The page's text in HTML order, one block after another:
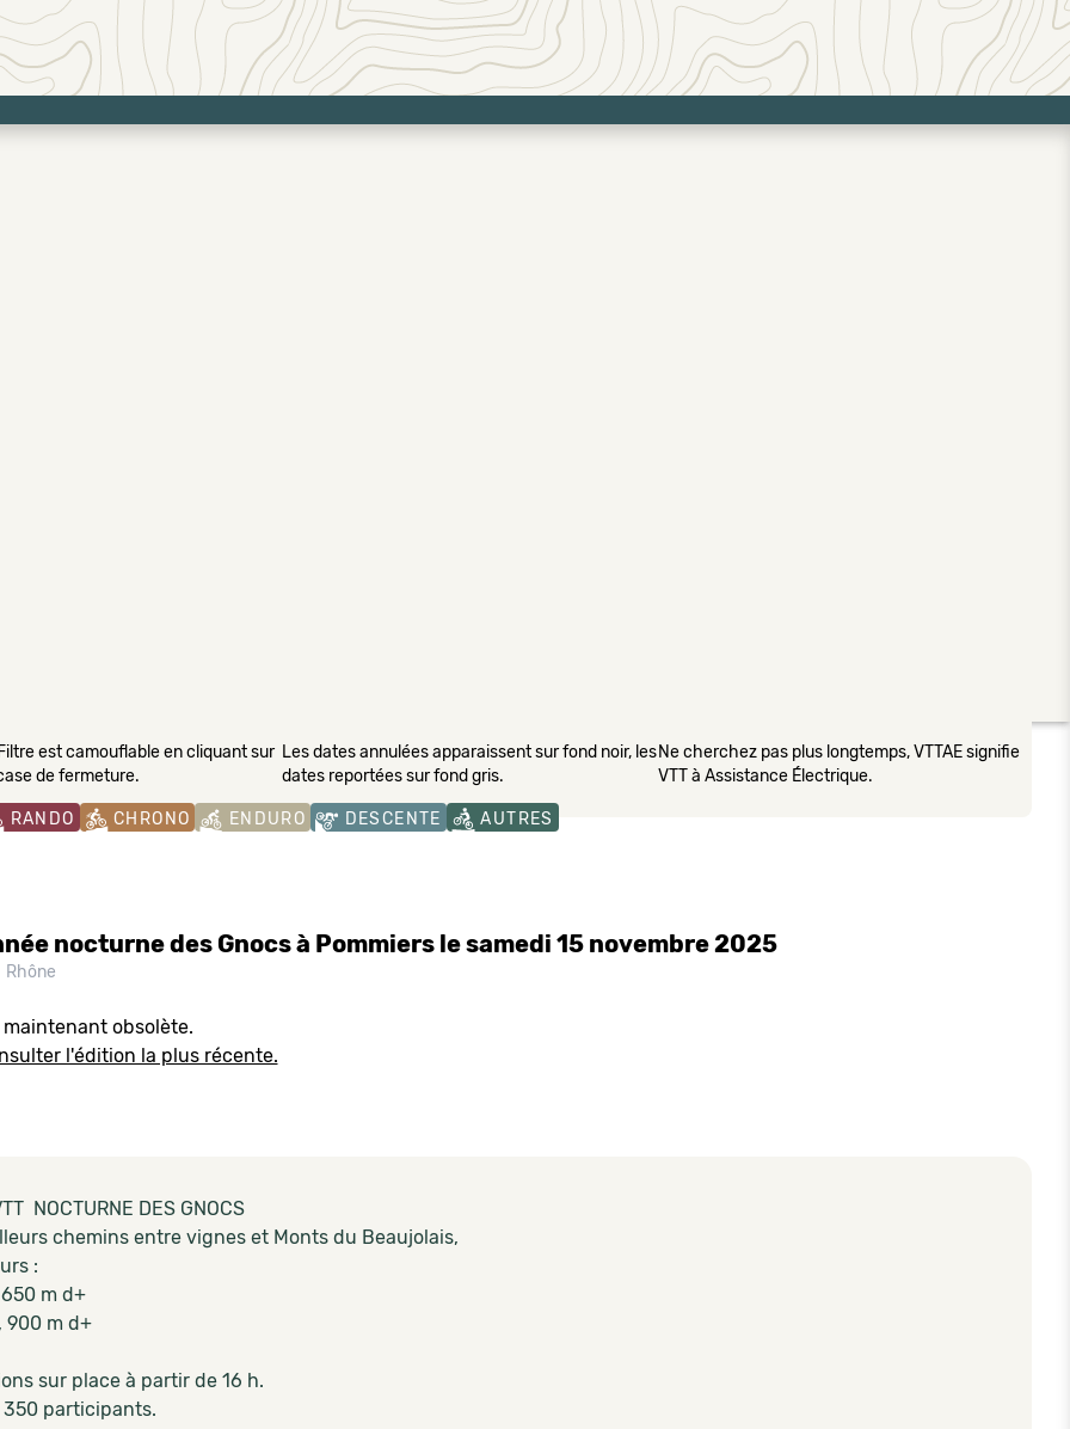
est camouflable en cliquant sur
de fermeture.
Les dates annulées apparaissent sur fond noir, les
dates reportées sur fond gris.
Ne cherchez pas plus longtemps, VTTAE signifie
VTT à Assistance Électrique.
RANDO CHRONO ENDURO DESCENTE AUTRES
nocturne des Gnocs à Pommiers le samedi 15 novembre 2025
Rhône
obsolète.
l'édition la plus récente.
NOCTURNE DES GNOCS
chemins entre vignes et Monts du Beaujolais,
:
m d+
900 m d+
sur place à partir de 16 h.
350 participants.